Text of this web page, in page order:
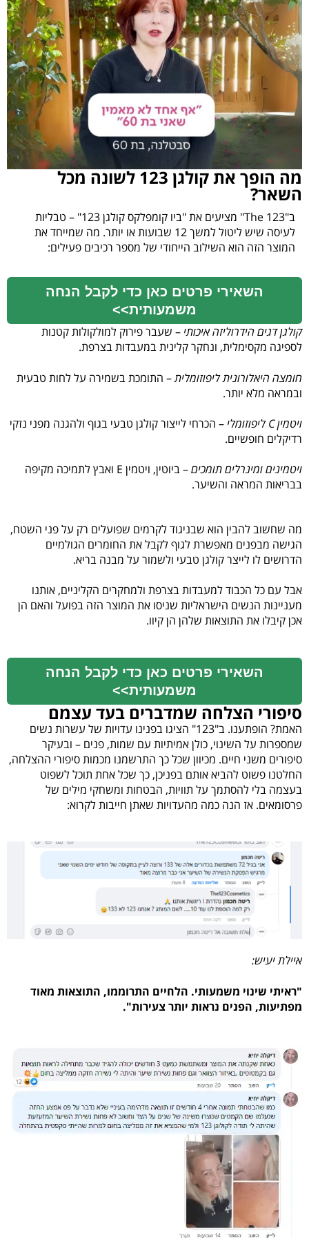
מה הופך את קולגן 123 לשונה מכל
השאר?
ב"123 The" מציעים את "ביו קומפלקס קולגן 123" – טבליות
לעיסה שיש ליטול למשך 12 שבועות או יותר. מה שמייחד את
המוצר הזה הוא השילוב הייחודי של מספר רכיבים פעילים:
השאירי פרטים כאן כדי לקבל הנחה
משמעותית>>
קולגן דגים הידרוליזה איכותי – שעבר פירוק למולקולות קטנות
לספיגה מקסימלית, ונחקר קלינית במעבדות בצרפת.
חומצה היאלורונית ליפוזומלית– התומכת בשמירה על לחות טבעית
ובמראה מלא יותר.
ויטמין C ליפוזומלי
– הכרחי לייצור קולגן טבעי בגוף ולהגנה מפני נזקי
רדיקלים חופשיים.
ויטמינים ומינרלים תומכים
– ביוטין, ויטמין E ואבץ לתמיכה מקיפה
בבריאות המראה והשיער.
מה שחשוב להבין הוא שבניגוד לקרמים שפועלים רק על פני השטח,
הגישה מבפנים מאפשרת לגוף לקבל את החומרים הגולמיים
הדרושים לו לייצר קולגן טבעי ולשמור על מבנה בריא.
אבל עם כל הכבוד למעבדות בצרפת ולמחקרים הקליניים, אותנו
מעניינות הנשים הישראליות שניסו את המוצר הזה בפועל והאם הן
אכן קיבלו את התוצאות שלהן הן קיוו.
השאירי פרטים כאן כדי לקבל הנחה
משמעותית>>
סיפורי הצלחה שמדברים בעד עצמם
האמת? הופתענו. ב"123" הציגו בפנינו עדויות של עשרות נשים
שמספרות על השינוי, כולן אמיתיות עם שמות, פנים – ובעיקר
סיפורים משני חיים. מכיוון שכל כך התרשמנו מכמות סיפורי ההצלחה,
החלטנו פשוט להביא אותם בפניכן, כך שכל אחת תוכל לשפוט
בעצמה בלי להסתמך על תוויות, הבטחות ומשחקי מילים של
פרסומאים. אז הנה כמה מהעדויות שאתן חייבות לקרוא:
איילת יעיש:
"ראיתי שינוי משמעותי. הלחיים התרוממו, התוצאות מאוד
מפתיעות, הפנים נראות יותר צעירות".